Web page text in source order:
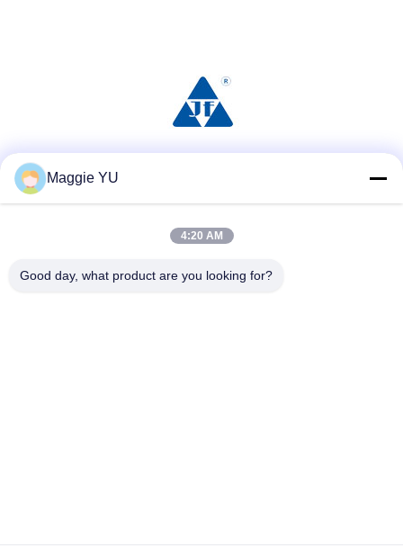
Maggie YU
4:20 AM
Good day, what product are you looking for?